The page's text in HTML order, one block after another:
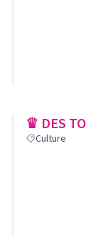
♛ DES
Culture